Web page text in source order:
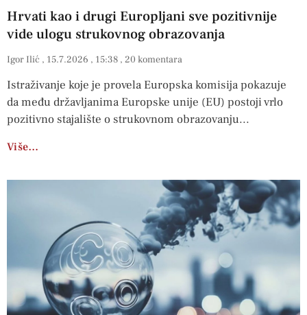
Hrvati kao i drugi Europljani sve pozitivnije
vide ulogu strukovnog obrazovanja
Igor Ilić 15.7.2026 15:38 20 komentara
Istraživanje koje je provela Europska komisija pokazuje
da među državljanima Europske unije (EU) postoji vrlo
pozitivno stajalište o strukovnom obrazovanju
Više…